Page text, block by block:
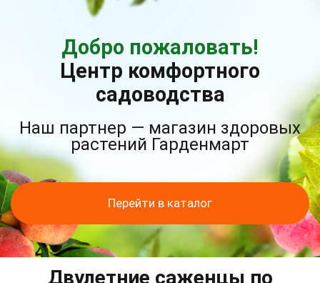
Добро пожаловать!
Центр комфортного
садоводства
Наш партнер — магазин здоровых
растений Гарденмарт
Перейти в каталог
Двулетние саженцы по